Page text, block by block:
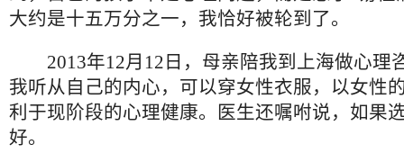
大约是十五万分之一，我恰好被轮到了。
2013年12月12日，母亲陪我到上海做心理
我听从自己的内心，可以穿女性衣服，以女性
利于现阶段的心理健康。医生还嘱咐说，如果
好。